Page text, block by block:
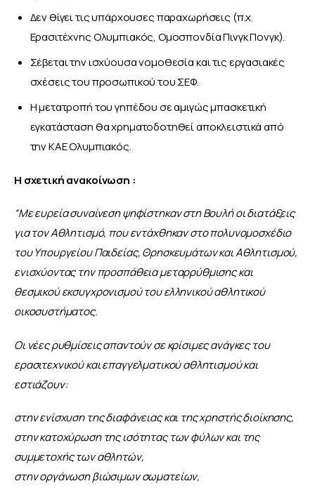
Δεν θίγει τις υπάρχουσες παραχωρήσεις (π.χ.
Ερασιτέχνης Ολυμπιακός, Ομοσπονδία Πινγκ Πονγκ).
Σέβεται την ισχύουσα νομοθεσία και τις εργασιακές
σχέσεις του προσωπικού του ΣΕΦ.
Η μετατροπή του γηπέδου σε αμιγώς μπασκετική
εγκατάσταση θα χρηματοδοτηθεί αποκλειστικά από
την ΚΑΕ Ολυμπιακός.
Η σχετική ανακοίνωση :
“Με ευρεία συναίνεση ψηφίστηκαν στη Βουλή οι διατάξεις
για τον Αθλητισμό, που εντάχθηκαν στο πολυνομοσχέδιο
του Υπουργείου Παιδείας, Θρησκευμάτων και Αθλητισμού,
ενισχύοντας την προσπάθεια μεταρρύθμισης και
θεσμικού εκσυγχρονισμού του ελληνικού αθλητικού
οικοσυστήματος.
Οι νέες ρυθμίσεις απαντούν σε κρίσιμες ανάγκες του
ερασιτεχνικού και επαγγελματικού αθλητισμού και
εστιάζουν:
στην ενίσχυση της διαφάνειας και της χρηστής διοίκησης,
στην κατοχύρωση της ισότητας των φύλων και της
συμμετοχής των αθλητών,
στην οργάνωση βιώσιμων σωματείων,